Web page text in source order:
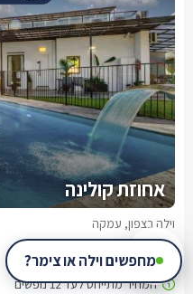
אחוזת קולינה
וילה בצפון, עמקה
מחפשים וילה או צימר?